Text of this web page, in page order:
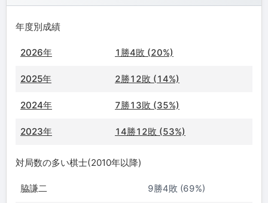
年度別成績
2026年 1勝4敗 (20%)
2025年 2勝12敗 (14%)
2024年 7勝13敗 (35%)
2023年 14勝12敗 (53%)
対局数の多い棋士(2010年以降)
脇謙二 9勝4敗 (69%)